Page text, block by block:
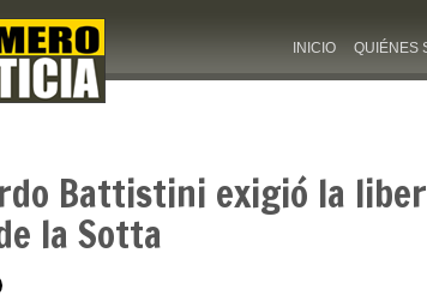
INICIO QUIÉNES
Battistini exigió la
la Sotta